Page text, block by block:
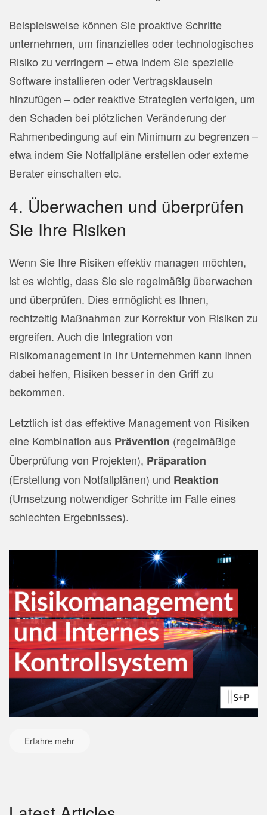
Beispielsweise können Sie proaktive Schritte
unternehmen, um finanzielles oder technologisches
Risiko zu verringern – etwa indem Sie spezielle
Software installieren oder Vertragsklauseln
hinzufügen – oder reaktive Strategien verfolgen, um
den Schaden bei plötzlichen Veränderung der
Rahmenbedingung auf ein Minimum zu begrenzen –
etwa indem Sie Notfallpläne erstellen oder externe
Berater einschalten etc.
4. Überwachen und überprüfen
Sie Ihre Risiken
Wenn Sie Ihre Risiken effektiv managen möchten,
ist es wichtig, dass Sie sie regelmäßig überwachen
und überprüfen. Dies ermöglicht es Ihnen,
rechtzeitig Maßnahmen zur Korrektur von Risiken zu
ergreifen. Auch die Integration von
Risikomanagement in Ihr Unternehmen kann Ihnen
dabei helfen, Risiken besser in den Griff zu
bekommen.
Letztlich ist das effektive Management von Risiken
eine Kombination aus Prävention (regelmäßige
Überprüfung von Projekten), Präparation
(Erstellung von Notfallplänen) und Reaktion
(Umsetzung notwendiger Schritte im Falle eines
schlechten Ergebnisses).
Erfahre mehr